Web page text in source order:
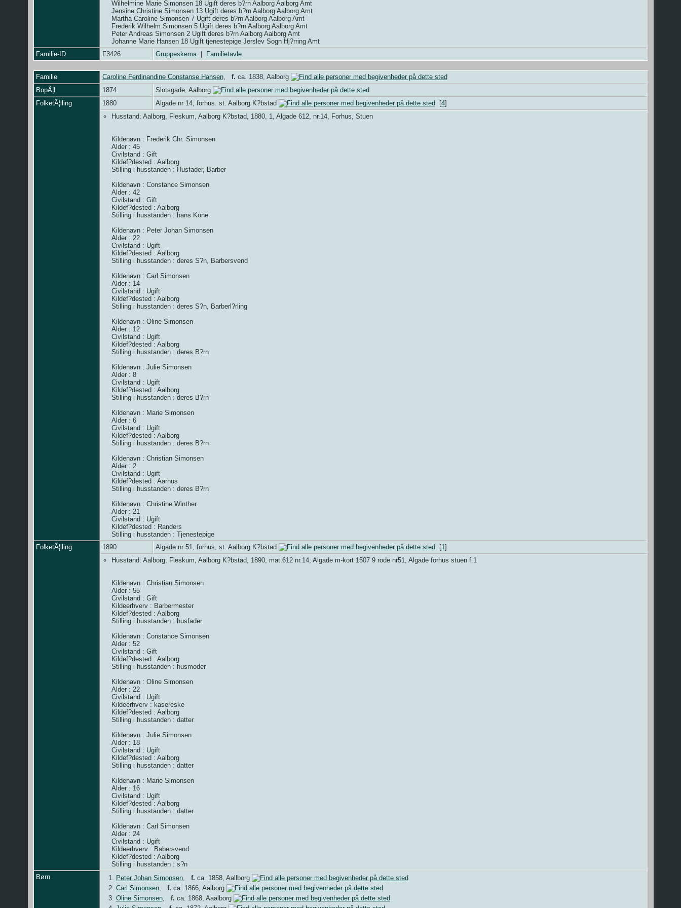
Wilhelmine Marie Simonsen 18 Ugift deres b?rn Aalborg Aalborg Amt
Jensine Christine Simonsen 13 Ugift deres b?rn Aalborg Aalborg Amt
Martha Caroline Simonsen 7 Ugift deres b?rn Aalborg Aalborg Amt
Frederik Wilhelm Simonsen 5 Ugift deres b?rn Aalborg Aalborg Amt
Peter Andreas Simonsen 2 Ugift deres b?rn Aalborg Aalborg Amt
Johanne Marie Hansen 18 Ugift tjenestepige Jerslev Sogn Hj?rring Amt
Familie-ID
F3426 Gruppeskema| Familietavle
Familie Caroline Ferdinandine Constanse Hansen, f. ca. 1838, Aalborg
BopÃ¦l
1874
Slotsgade, Aalborg
FolketÃ¦lling
1880 Algade nr 14, forhus. st. Aalborg K?bstad [4]
Husstand: Aalborg, Fleskum, Aalborg K?bstad, 1880, 1, Algade 612, nr.14, Forhus, Stuen
Kildenavn : Frederik Chr. Simonsen
Alder : 45
Civilstand : Gift
Kildef?dested : Aalborg
Stilling i husstanden : Husfader, Barber
Kildenavn : Constance Simonsen
Alder : 42
Civilstand : Gift
Kildef?dested : Aalborg
Stilling i husstanden : hans Kone
Kildenavn : Peter Johan Simonsen
Alder : 22
Civilstand : Ugift
Kildef?dested : Aalborg
Stilling i husstanden : deres S?n, Barbersvend
Kildenavn : Carl Simonsen
Alder : 14
Civilstand : Ugift
Kildef?dested : Aalborg
Stilling i husstanden : deres S?n, Barberl?rling
Kildenavn : Oline Simonsen
Alder : 12
Civilstand : Ugift
Kildef?dested : Aalborg
Stilling i husstanden : deres B?rn
Kildenavn : Julie Simonsen
Alder : 8
Civilstand : Ugift
Kildef?dested : Aalborg
Stilling i husstanden : deres B?rn
Kildenavn : Marie Simonsen
Alder : 6
Civilstand : Ugift
Kildef?dested : Aalborg
Stilling i husstanden : deres B?rn
Kildenavn : Christian Simonsen
Alder : 2
Civilstand : Ugift
Kildef?dested : Aarhus
Stilling i husstanden : deres B?rn
Kildenavn : Christine Winther
Alder : 21
Civilstand : Ugift
Kildef?dested : Randers
Stilling i husstanden : Tjenestepige
FolketÃ¦lling
1890 Algade nr 51, forhus, st. Aalborg K?bstad [1]
Husstand: Aalborg, Fleskum, Aalborg K?bstad, 1890, mat.612 nr.14, Algade m-kort 1507 9 rode nr51, Algade forhus stuen f.1
Kildenavn : Christian Simonsen
Alder : 55
Civilstand : Gift
Kildeerhverv : Barbermester
Kildef?dested : Aalborg
Stilling i husstanden : husfader
Kildenavn : Constance Simonsen
Alder : 52
Civilstand : Gift
Kildef?dested : Aalborg
Stilling i husstanden : husmoder
Kildenavn : Oline Simonsen
Alder : 22
Civilstand : Ugift
Kildeerhverv : kasereske
Kildef?dested : Aalborg
Stilling i husstanden : datter
Kildenavn : Julie Simonsen
Alder : 18
Civilstand : Ugift
Kildef?dested : Aalborg
Stilling i husstanden : datter
Kildenavn : Marie Simonsen
Alder : 16
Civilstand : Ugift
Kildef?dested : Aalborg
Stilling i husstanden : datter
Kildenavn : Carl Simonsen
Alder : 24
Civilstand : Ugift
Kildeerhverv : Babersvend
Kildef?dested : Aalborg
Stilling i husstanden : s?n
Børn
1. Peter Johan Simonsen, f. ca. 1858, Aallborg
2. Carl Simonsen, f. ca. 1866, Aalborg
3. Oline Simonsen, f. ca. 1868, Aaalborg